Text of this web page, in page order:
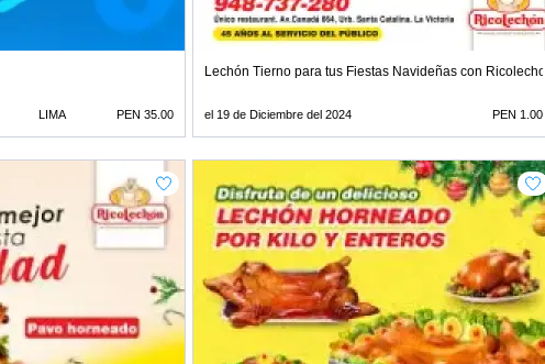
LIMA PEN 35.00
Lechón Tierno para tus Fiestas Navideñas con
el 19 de Diciembre del 2024 PEN 1.00